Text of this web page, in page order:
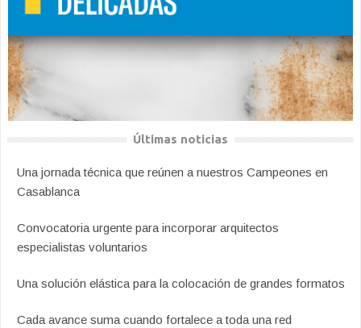
Últimas noticias
Una jornada técnica que reúnen a nuestros Campeones en
Casablanca
Convocatoria urgente para incorporar arquitectos
especialistas voluntarios
Una solución elástica para la colocación de grandes formatos
Cada avance suma cuando fortalece a toda una red